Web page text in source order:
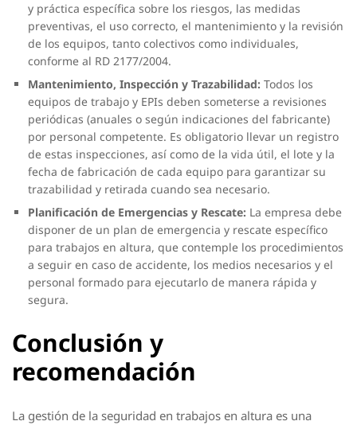
y práctica específica sobre los riesgos, las medidas
preventivas, el uso correcto, el mantenimiento y la revisión
de los equipos, tanto colectivos como individuales,
conforme al RD 2177/2004.
Mantenimiento, Inspección y Trazabilidad: Todos los
equipos de trabajo y EPIs deben someterse a revisiones
periódicas (anuales o según indicaciones del fabricante)
por personal competente. Es obligatorio llevar un registro
de estas inspecciones, así como de la vida útil, el lote y la
fecha de fabricación de cada equipo para garantizar su
trazabilidad y retirada cuando sea necesario.
Planificación de Emergencias y Rescate: La empresa debe
disponer de un plan de emergencia y rescate específico
para trabajos en altura, que contemple los procedimientos
a seguir en caso de accidente, los medios necesarios y el
personal formado para ejecutarlo de manera rápida y
segura.
Conclusión y
recomendación
La gestión de la seguridad en trabajos en altura es una